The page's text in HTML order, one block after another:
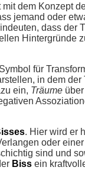
dem Konzept
jemand oder
dass der
Hintergründe
für
in dem der
ein, Träume über
. Hier wird er
oder
sind und
Biss ein